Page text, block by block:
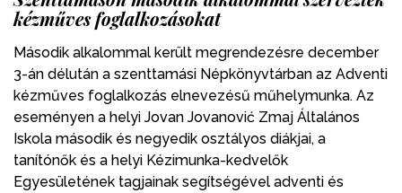
kézműves foglalkozásokat
Második alkalommal került megrendezésre december
3-án délután a szenttamási Népkönyvtárban az Adventi
kézműves foglalkozás elnevezésű műhelymunka. Az
eseményen a helyi Jovan Jovanović Zmaj Általános
Iskola második és negyedik osztályos diákjai, a
tanítónők és a helyi Kézimunka-kedvelők
Egyesületének tagjainak segítségével adventi és